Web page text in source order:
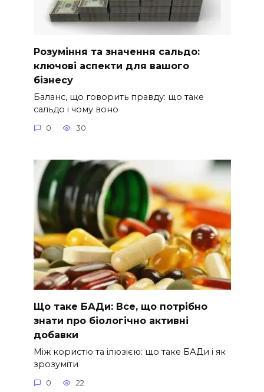
Розуміння та значення сальдо:
ключові аспекти для вашого
бізнесу
Баланс, що говорить правду: що таке
сальдо і чому воно
0 30
Що таке БАДи: Все, що потрібно
знати про біологічно активні
добавки
Між користю та ілюзією: що таке БАДи і як
зрозуміти
0 22